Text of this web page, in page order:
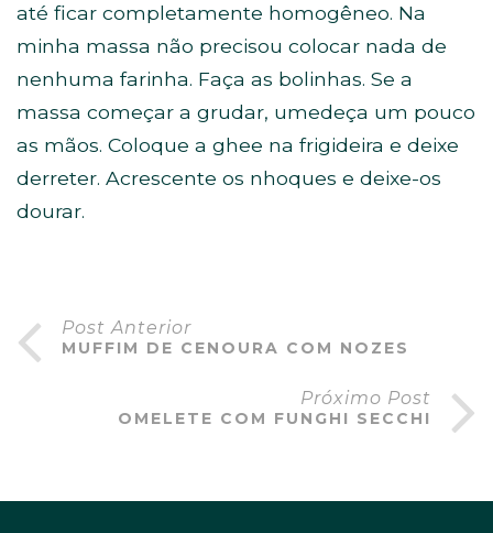
até ficar completamente homogêneo. Na
minha massa não precisou colocar nada de
nenhuma farinha. Faça as bolinhas. Se a
massa começar a grudar, umedeça um pouco
as mãos. Coloque a ghee na frigideira e deixe
derreter. Acrescente os nhoques e deixe-os
dourar.
Post Anterior
MUFFIM DE CENOURA COM NOZES
Próximo Post
OMELETE COM FUNGHI SECCHI